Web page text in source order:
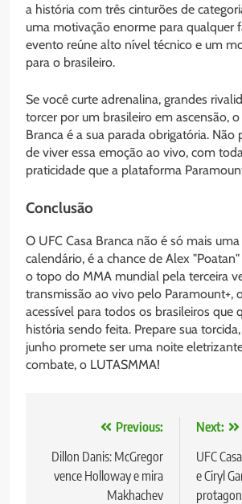
a história com três cinturões de
uma motivação enorme para qualquer
evento reúne alto nível técnico e um
para o brasileiro.
Se você curte adrenalina, grandes
torcer por um brasileiro em ascensão, o
Branca é a sua parada obrigatória. Não
de viver essa emoção ao vivo, com
praticidade que a plataforma
Conclusão
O UFC Casa Branca não é só mais
calendário, é a chance de Alex
o topo do MMA mundial pela terceira
transmissão ao vivo pelo Paramount+,
acessível para todos os brasileiros que
história sendo feita. Prepare sua
junho promete ser uma noite
combate, o LUTASMMA!
Navegação
de
Post
Previous:
Dillon Danis: McGregor
vence Holloway e mira
Makhachev
Next:
UFC
e Ciryl